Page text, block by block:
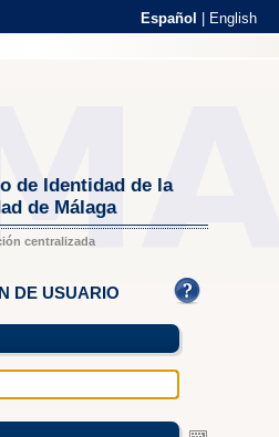
Español English
de Identidad de la
de Málaga
centralizada
DE USUARIO